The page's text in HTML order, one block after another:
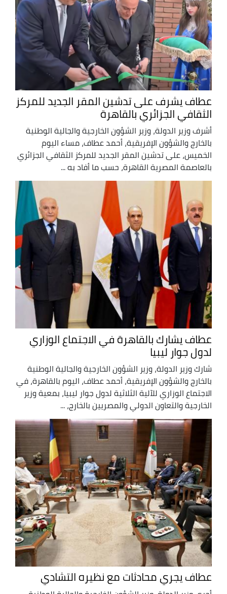
عطاف يشرف على تدشين المقر الجديد للمركز
الثقافي الجزائري بالقاهرة
أشرف وزير الدولة، وزير الشؤون الخارجية والجالية الوطنية
بالخارج والشؤون الإفريقية، أحمد عطاف، مساء اليوم
الخميس، على تدشين المقر الجديد للمركز الثقافي الجزائري
بالعاصمة المصرية القاهرة، حسب ما أفاد به ...
عطاف يشارك بالقاهرة في الاجتماع الوزاري
لدول جوار ليبيا
شارك وزير الدولة، وزير الشؤون الخارجية والجالية الوطنية
بالخارج والشؤون الإفريقية، أحمد عطاف، اليوم بالقاهرة، في
الاجتماع الوزاري للآلية الثلاثية لدول جوار ليبيا، بمعية وزير
الخارجية والتعاون الدولي والمصريين بالخارج، ...
عطاف يجري محادثات مع نظيره التشادي